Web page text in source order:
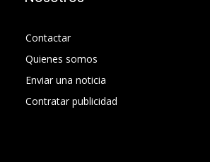
Contactar
Quienes somos
Enviar una noticia
Contratar publicidad